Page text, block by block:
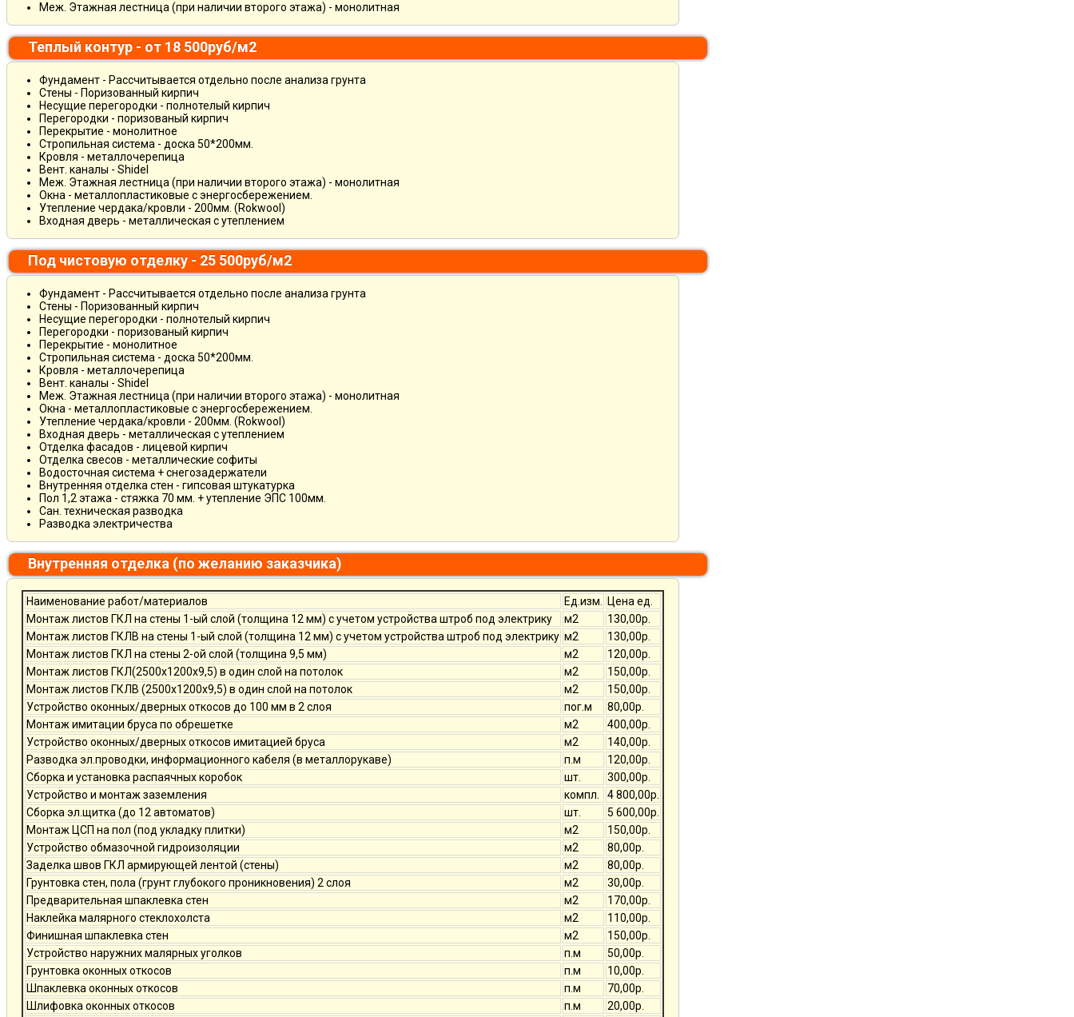
Меж. Этажная лестница (при наличии второго этажа) - монолитная
Теплый контур - от 18 500руб/м2
Фундамент - Рассчитывается отдельно после анализа грунта
Стены - Поризованный кирпич
Несущие перегородки - полнотелый кирпич
Перегородки - поризованый кирпич
Перекрытие - монолитное
Стропильная система - доска 50*200мм.
Кровля - металлочерепица
Вент. каналы - Shidel
Меж. Этажная лестница (при наличии второго этажа) - монолитная
Окна - металлопластиковые с энергосбережением.
Утепление чердака/кровли - 200мм. (Rokwool)
Входная дверь - металлическая с утеплением
Под чистовую отделку - 25 500руб/м2
Фундамент - Рассчитывается отдельно после анализа грунта
Стены - Поризованный кирпич
Несущие перегородки - полнотелый кирпич
Перегородки - поризованый кирпич
Перекрытие - монолитное
Стропильная система - доска 50*200мм.
Кровля - металлочерепица
Вент. каналы - Shidel
Меж. Этажная лестница (при наличии второго этажа) - монолитная
Окна - металлопластиковые с энергосбережением.
Утепление чердака/кровли - 200мм. (Rokwool)
Входная дверь - металлическая с утеплением
Отделка фасадов - лицевой кирпич
Отделка свесов - металлические софиты
Водосточная система + снегозадержатели
Внутренняя отделка стен - гипсовая штукатурка
Пол 1,2 этажа - стяжка 70 мм. + утепление ЭПС 100мм.
Сан. техническая разводка
Разводка электричества
Внутренняя отделка (по желанию заказчика)
Наименование работ/материалов Ед.изм. Цена ед.
Монтаж листов ГКЛ на стены 1-ый слой (толщина 12 мм) с учетом устройства штроб под электрику
м2
130,00р.
Монтаж листов ГКЛВ на стены 1-ый слой (толщина 12 мм) с учетом устройства штроб под электрику м2
130,00р.
Монтаж листов ГКЛ на стены 2-ой слой (толщина 9,5 мм)
м2
120,00р.
Монтаж листов ГКЛ(2500х1200х9,5) в один слой на потолок
м2
150,00р.
Монтаж листов ГКЛВ (2500х1200х9,5) в один слой на потолок
м2
150,00р.
Устройство оконных/дверных откосов до 100 мм в 2 слоя
пог.м
80,00р.
Монтаж имитации бруса по обрешетке
м2
400,00р.
Устройство оконных/дверных откосов имитацией бруса
м2
140,00р.
Разводка эл.проводки, информационного кабеля (в металлорукаве)
п.м
120,00р.
Сборка и установка распаячных коробок
шт.
300,00р.
Устройство и монтаж заземления
компл.
4 800,00р.
Сборка эл.щитка (до 12 автоматов)
шт.
5 600,00р.
Монтаж ЦСП на пол (под укладку плитки)
м2
150,00р.
Устройство обмазочной гидроизоляции
м2
80,00р.
Заделка швов ГКЛ армирующей лентой (стены)
м2
80,00р.
Грунтовка стен, пола (грунт глубокого проникновения) 2 слоя
м2
30,00р.
Предварительная шпаклевка стен
м2
170,00р.
Наклейка малярного стеклохолста
м2
110,00р.
Финишная шпаклевка стен
м2
150,00р.
Устройство наружних малярных уголков
п.м
50,00р.
Грунтовка оконных откосов
п.м
10,00р.
Шпаклевка оконных откосов
п.м
70,00р.
Шлифовка оконных откосов
п.м 20,00р.